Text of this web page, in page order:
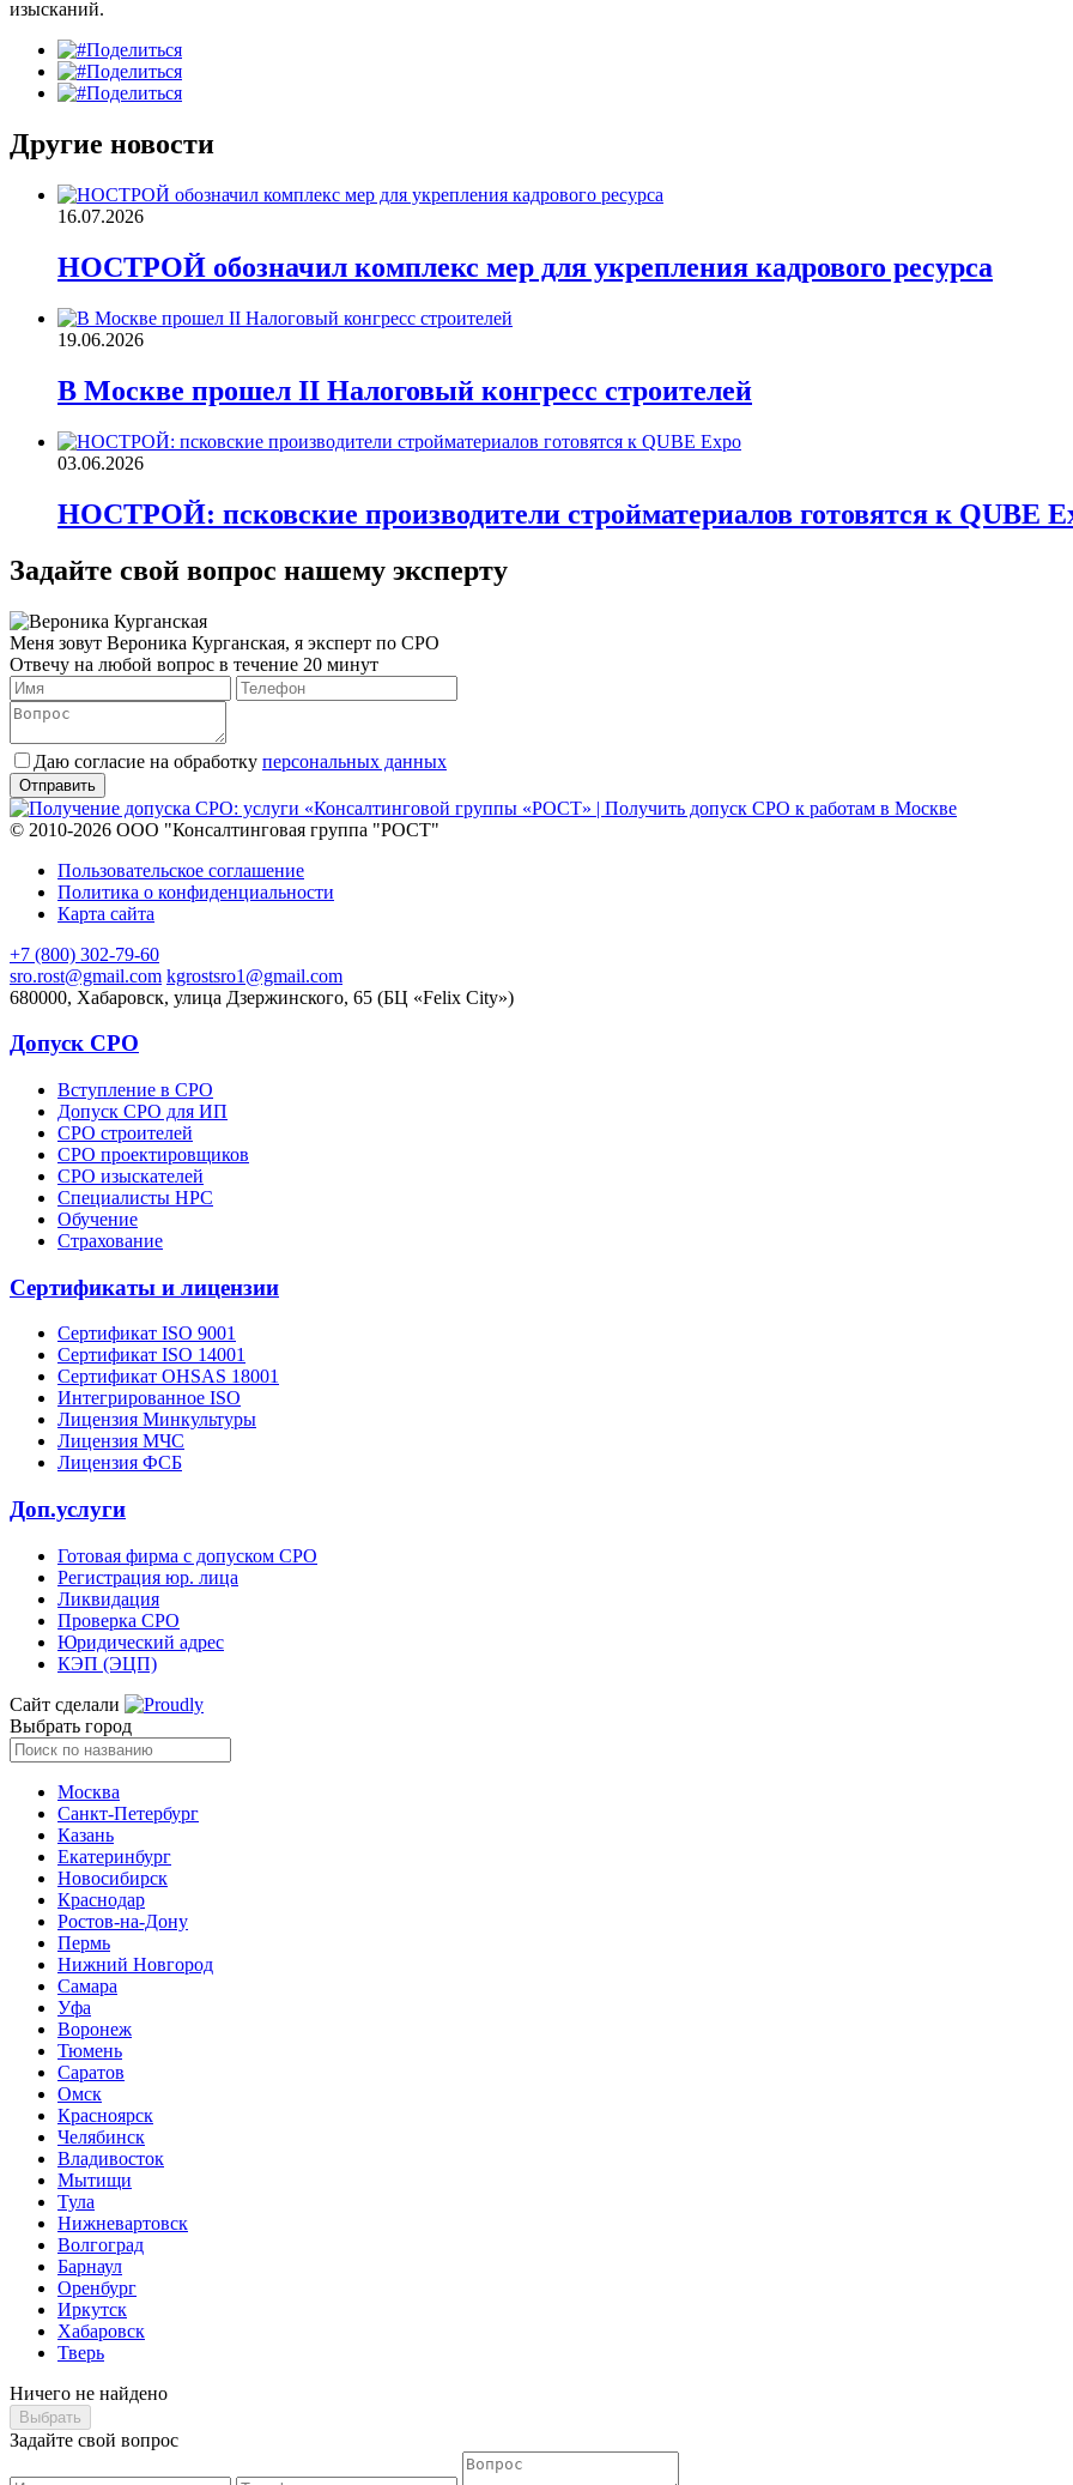
изысканий.
Поделиться
Поделиться
Поделиться
Другие новости
16.07.2026
НОСТРОЙ обозначил комплекс мер для укрепления кадрового ресурса
19.06.2026
В Москве прошел II Налоговый конгресс строителей
03.06.2026
НОСТРОЙ: псковские производители стройматериалов готовятся к QUBE
Задайте свой вопрос нашему эксперту
Меня зовут Вероника Курганская, я эксперт по СРО
Отвечу на любой вопрос в течение 20 минут
Даю согласие на обработку персональных данных
© 2010-2026 ООО "Консалтинговая группа "РОСТ"
Пользовательское соглашение
Политика о конфиденциальности
Карта сайта
+7 (800) 302-79-60
sro.rost@gmail.com kgrostsro1@gmail.com
680000, Хабаровск, улица Дзержинского, 65 (БЦ «Felix City»)
Допуск СРО
Вступление в СРО
Допуск СРО для ИП
СРО строителей
СРО проектировщиков
СРО изыскателей
Специалисты НРС
Обучение
Страхование
Сертификаты и лицензии
Сертификат ISO 9001
Сертификат ISO 14001
Сертификат OHSAS 18001
Интегрированное ISO
Лицензия Минкультуры
Лицензия МЧС
Лицензия ФСБ
Доп.услуги
Готовая фирма с допуском СРО
Регистрация юр. лица
Ликвидация
Проверка СРО
Юридический адрес
КЭП (ЭЦП)
Сайт сделали
Выбрать город
Москва
Санкт-Петербург
Казань
Екатеринбург
Новосибирск
Краснодар
Ростов-на-Дону
Пермь
Нижний Новгород
Самара
Уфа
Воронеж
Тюмень
Саратов
Омск
Красноярск
Челябинск
Владивосток
Мытищи
Тула
Нижневартовск
Волгоград
Барнаул
Оренбург
Иркутск
Хабаровск
Тверь
Ничего не найдено
Выбрать
Задайте свой вопрос